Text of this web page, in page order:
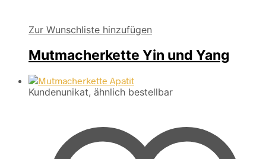
Zur Wunschliste hinzufügen
Mutmacherkette Yin und Yang
Kundenunikat, ähnlich bestellbar